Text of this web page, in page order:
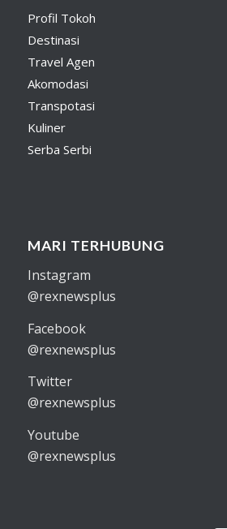
Profil Tokoh
Destinasi
Travel Agen
Akomodasi
Transpotasi
Kuliner
Serba Serbi
MARI TERHUBUNG
Instagram
@rexnewsplus
Facebook
@rexnewsplus
Twitter
@rexnewsplus
Youtube
@rexnewsplus